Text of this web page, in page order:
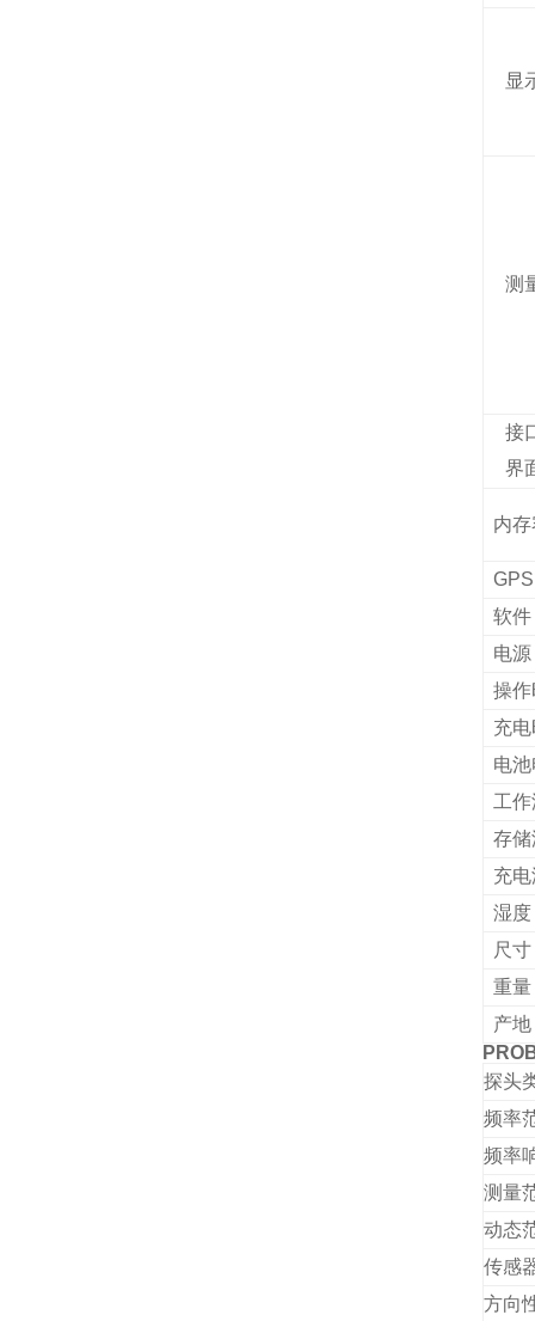
显
测
接
界
内
GPS
软件
电源
操
充
电
工
存
充
湿度
尺
重量
产地
探头
频率
频率
测量
动态
传感
方向